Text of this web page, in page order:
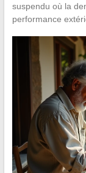
suspendu où la
performance